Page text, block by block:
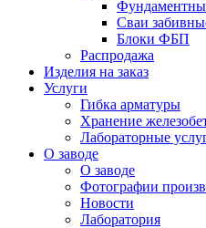
Сваи
Блоки ФБП
Распродажа
Изделия на заказ
Услуги
Гибка арматуры
Хранение
Лабораторные
О заводе
О заводе
Фотографии
Новости
Лаборатория